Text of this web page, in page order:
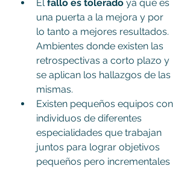
El fallo es tolerado ya que es
una puerta a la mejora y por
lo tanto a mejores resultados.
Ambientes donde existen las
retrospectivas a corto plazo y
se aplican los hallazgos de las
mismas.
Existen pequeños equipos con
individuos de diferentes
especialidades que trabajan
juntos para lograr objetivos
pequeños pero incrementales